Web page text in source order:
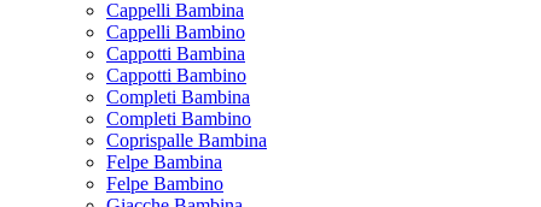
Cappelli Bambina
Cappelli Bambino
Cappotti Bambina
Cappotti Bambino
Completi Bambina
Completi Bambino
Coprispalle Bambina
Felpe Bambina
Felpe Bambino